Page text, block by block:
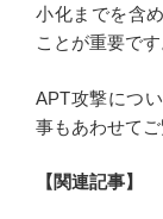
小化までを含
ことが重要です
APT攻撃につ
事もあわせてご
【関連記事】